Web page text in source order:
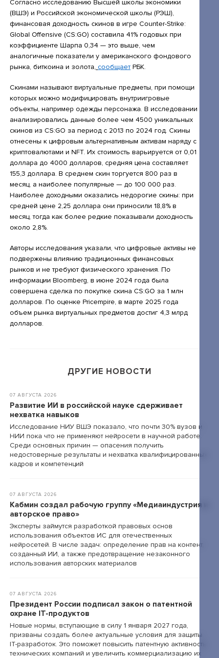
Пользовательское соглашение
Договор-оферта
Согласие на обработку персональных
данных для регистрации на сайте
Согласие на обработку персональных
данных (Cookie)
Политика обработки персональных данных
Положение об антикоррупционной
политике
Согласно исследованию Высшей школы экономики
(ВШЭ) и Российской экономической школы (РЭШ),
финансовая доходность скинов в игре Counter-Strike:
Global Offensive (CS:GO) составила 41% годовых при
коэффициенте Шарпа 0,34 — это выше, чем
аналогичные показатели у американского фондового
рынка, биткоина и золота, сообщает РБК.
Скинами называют виртуальные предметы, при помощи
которых можно модифицировать внутриигровые
объекты, например одежды персонажа. В исследовании
анализировались данные более чем 4500 уникальных
скинов из CS:GO за период с 2013 по 2024 год. Скины
отнесены к цифровым альтернативным активам наряду с
криптовалютами и NFT. Их стоимость варьируется от 0,01
доллара до 4000 долларов, средняя цена составляет
155,3 доллара. В среднем скин торгуется 800 раз в
месяц, а наиболее популярные — до 100 000 раз.
Наиболее доходными оказались недорогие скины: при
средней цене 2,25 доллара они приносили 18,8% в
месяц, тогда как более редкие показывали доходность
около 2,8%.
Авторы исследования указали, что цифровые активы не
подвержены влиянию традиционных финансовых
рынков и не требуют физического хранения. По
информации Bloomberg, в июне 2024 года была
совершена сделка по покупке скина CS:GO за 1 млн
долларов. По оценке Pricempire, в марте 2025 года
объем рынка виртуальных предметов достиг 4,3 млрд
долларов.
ДРУГИЕ НОВОСТИ
07 АВГУСТА 2026
Развитие ИИ в российской науке сдерживает
нехватка навыков
Исследование НИУ ВШЭ показало, что почти 30% вузов и
НИИ пока что не применяют нейросети в научной работе.
Среди основных причин — опасения получить
недостоверные результаты и нехватка квалифицированных
кадров и компетенций
07 АВГУСТА 2026
Кабмин создал рабочую группу «Медиаиндустрия и
авторское право»
Эксперты займутся разработкой правовых основ
использования объектов ИС для отечественных
нейросетей. В числе задач: определение прав на контент,
созданный ИИ, а также предотвращение незаконного
использования авторских материалов
07 АВГУСТА 2026
Президент России подписал закон о патентной
охране IT-продуктов
Новые нормы, вступающие в силу 1 января 2027 года,
призваны создать более актуальные условия для защиты
IT-разработок. Это поможет повысить патентную активность
технических компаний и увеличить коммерциализацию их